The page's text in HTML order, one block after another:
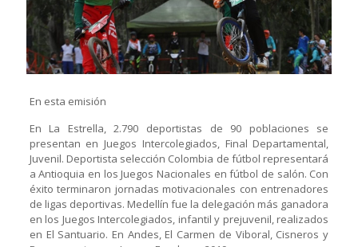
En esta emisión
En La Estrella, 2.790 deportistas de 90 poblaciones se
presentan en Juegos Intercolegiados, Final Departamental,
Juvenil. Deportista selección Colombia de fútbol representará
a Antioquia en los Juegos Nacionales en fútbol de salón. Con
éxito terminaron jornadas motivacionales con entrenadores
de ligas deportivas. Medellín fue la delegación más ganadora
en los Juegos Intercolegiados, infantil y prejuvenil, realizados
en El Santuario. En Andes, El Carmen de Viboral, Cisneros y